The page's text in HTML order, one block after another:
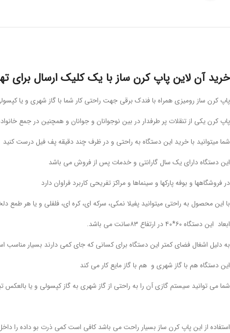
خرید آن لاین پاپ کرن ساز با یک کلیک ارسال برای
پاپ کرن ساز رومیزی همراه با فندک برقی جهت راحتی کار شما با گاز شهری و یا
پاپ کرن یکی از تنقلات پر طرفدار در بین نوجوانان و جوانان و همچنین در جمع
شما میتوانید با خرید این دستگاه به راحتی و در ظرف چند دقیقه پف فیل درست کنید
این دستگاه دارای یک سال گارانتی و خدمات پس از فروش می باشد
در فروشگاهها و بوفه پارکها و سینماها و مراکز تفریحی کاربرد فراوان دارد
با این محصول به راحتی میتوانید پفیلا نمکی، سرکه ای، کره ای، فلفلی و یا هر طمع
ابعاد این دستگاه ۶۰*۴۰ در ارتفاع ۸۳سانت می باشد.
به دلیل اشغال فضای کمتر این دستگاه برای کسانی که جای کمی دارند بسیار مناسب
این دستگاه هم با گاز شهری و هم با گاز مایع کار می کند
شما می توانید سیستم گازی آن را به راحتی از گاز شهری به گاز کپسولی و یا بالعکس
استفاده از این پاپ کرن ساز بسیار راحت می باشد کافی است کمی ذرت بو داده را